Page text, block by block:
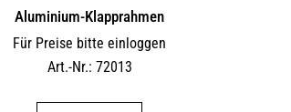
Aluminium-Klapprahmen
Für Preise bitte einloggen
Art.-Nr.: 72013